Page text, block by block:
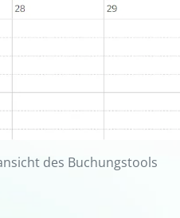
des Buchungstools